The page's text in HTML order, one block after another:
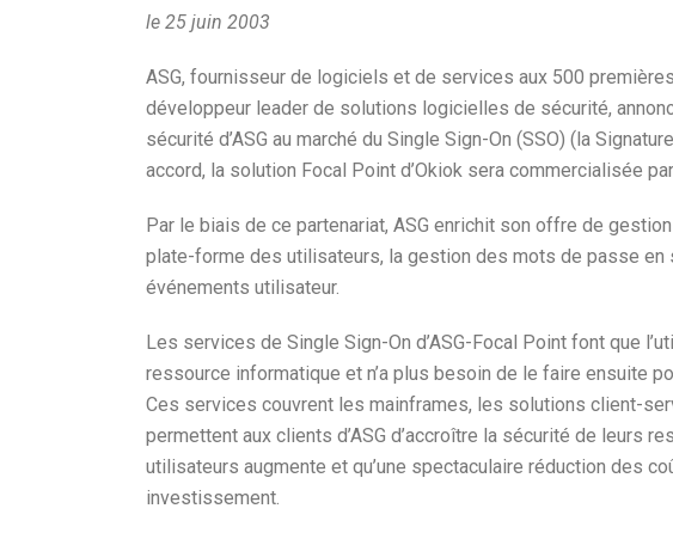
le 25 juin 2003
ASG, fournisseur de logiciels et de services aux 500
développeur leader de solutions logicielles de sécurité,
sécurité d’ASG au marché du Single Sign-On (SSO) (la
accord, la solution Focal Point d’Okiok sera commercialisée
Par le biais de ce partenariat, ASG enrichit son offre de
plate-forme des utilisateurs, la gestion des mots de passe
événements utilisateur.
Les services de Single Sign-On d’ASG-Focal Point font que
ressource informatique et n’a plus besoin de le faire ensuite
Ces services couvrent les mainframes, les solutions client-
permettent aux clients d’ASG d’accroître la sécurité de leurs
utilisateurs augmente et qu’une spectaculaire réduction des
investissement.